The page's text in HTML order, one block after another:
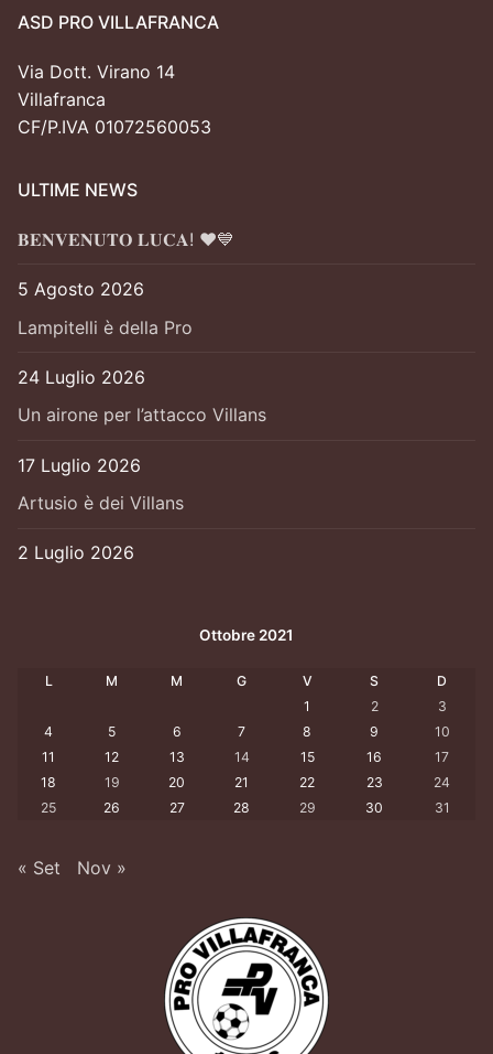
ASD PRO VILLAFRANCA
Via Dott. Virano 14
Villafranca
CF/P.IVA 01072560053
ULTIME NEWS
𝐁𝐄𝐍𝐕𝐄𝐍𝐔𝐓𝐎 𝐋𝐔𝐂𝐀! ❤️💙
5 Agosto 2026
Lampitelli è della Pro
24 Luglio 2026
Un airone per l’attacco Villans
17 Luglio 2026
Artusio è dei Villans
2 Luglio 2026
Ottobre 2021
L M M G V S
D
1
2
3
4
5 6 7 8 9
10
11
12 13 14 15 16
17
18
19 20 21 22 23
24
25
26 27 28 29 30 31
« Set Nov »